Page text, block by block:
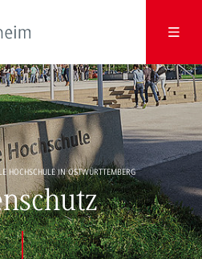
HOCHSCHULE IN OSTWÜRTTEMBERG